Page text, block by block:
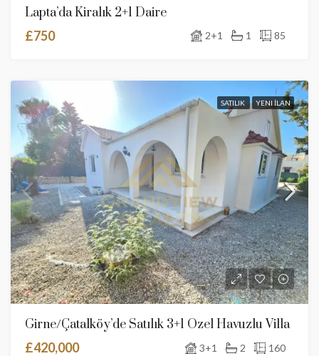
Lapta’da Kiralık 2+1 Daire
£750
2+1 1 85
SATILIK YENI İLAN
Girne/Çatalköy’de Satılık 3+1 Özel Havuzlu Villa
£420,000
3+1 2 160